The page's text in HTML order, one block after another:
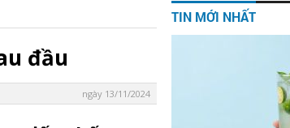
đầu
ngày 13/11/2024
TIN MỚI NHẤT